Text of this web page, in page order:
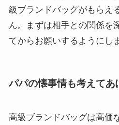
級ブランドバッグがもらえ
ん。まずは相手との関係を
てからお願いするようにし
パパの懐事情も考えてあ
高級ブランドバッグは高価